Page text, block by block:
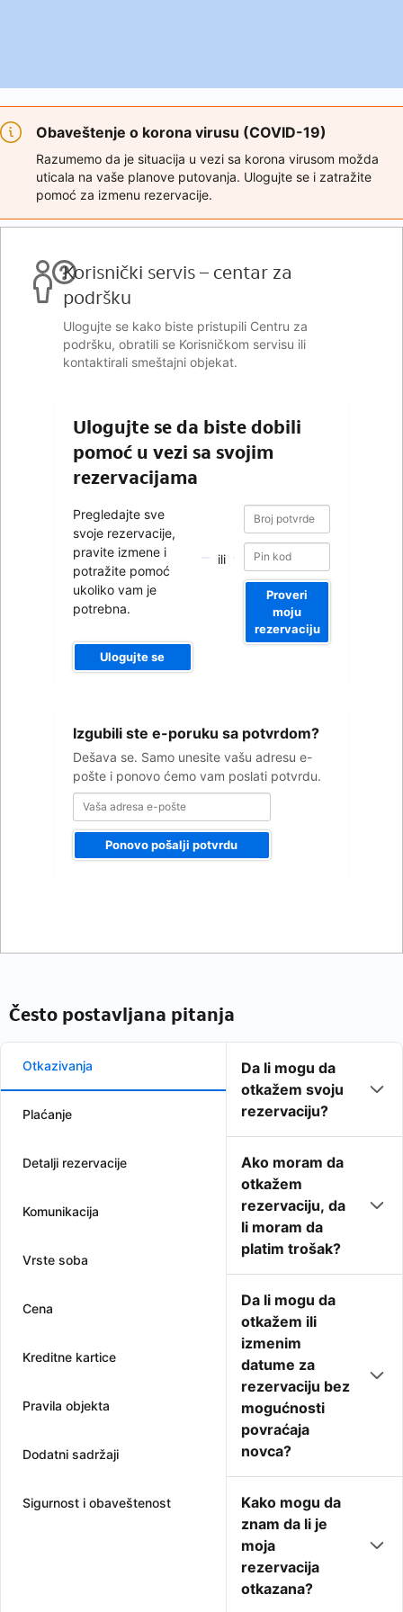
Obaveštenje o korona virusu (COVID-19)
Razumemo da je situacija u vezi sa korona virusom možda
uticala na vaše planove putovanja. Ulogujte se i zatražite
pomoć za izmenu rezervacije.
Korisnički servis – centar za
podršku
Ulogujte se kako biste pristupili Centru za
podršku, obratili se Korisničkom servisu ili
kontaktirali smeštajni objekat.
Ulogujte se da biste dobili
pomoć u vezi sa svojim
rezervacijama
Pregledajte sve
svoje rezervacije,
pravite izmene i
potražite pomoć
ukoliko vam je
potrebna.
Ulogujte se
ili
Broj
potvrde
Broj
potvrde
Proveri
moju
rezervaciju
Izgubili ste e-poruku sa potvrdom?
Dešava se. Samo unesite vašu adresu e-
pošte i ponovo ćemo vam poslati potvrdu.
adresa
pošte
Ponovo pošalji potvrdu
Često postavljana pitanja
Otkazivanja
Plaćanje
Detalji rezervacije
Komunikacija
Vrste soba
Cena
Kreditne kartice
Pravila objekta
Dodatni sadržaji
Sigurnost i obaveštenost
Da li mogu da
otkažem svoju
rezervaciju?
Ako moram da
otkažem
rezervaciju, da
li moram da
platim trošak?
Da li mogu da
otkažem ili
izmenim
datume za
rezervaciju bez
mogućnosti
povraćaja
novca?
Kako mogu da
znam da li je
moja
rezervacija
otkazana?